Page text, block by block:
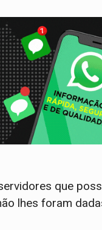
que
lhes foram